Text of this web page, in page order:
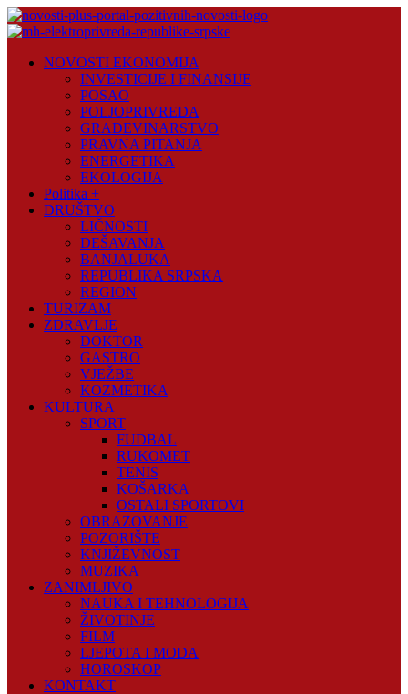
Skip
to
Plus
NOVOSTI EKONOMIJA
INVESTICIJE I FINANSIJE
POSAO
POLJOPRIVREDA
GRAĐEVINARSTVO
PRAVNA PITANJA
ENERGETIKA
EKOLOGIJA
Politika +
DRUŠTVO
LIČNOSTI
DEŠAVANJA
BANJALUKA
REPUBLIKA SRPSKA
REGION
TURIZAM
ZDRAVLJE
DOKTOR
GASTRO
VJEŽBE
KOZMETIKA
KULTURA
SPORT
FUDBAL
RUKOMET
TENIS
KOŠARKA
OSTALI SPORTOVI
OBRAZOVANJE
POZORIŠTE
KNJIŽEVNOST
MUZIKA
ZANIMLJIVO
NAUKA I TEHNOLOGIJA
ŽIVOTINJE
FILM
LJEPOTA I MODA
HOROSKOP
KONTAKT